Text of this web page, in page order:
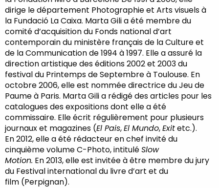
dirige le département Photographie et Arts visuels à
la Fundació La Caixa. Marta Gili a été membre du
comité d’acquisition du Fonds national d’art
contemporain du ministère français de la Culture et
de la Communication de 1994 à 1997. Elle a assuré la
direction artistique des éditions 2002 et 2003 du
festival du Printemps de Septembre à Toulouse. En
octobre 2006, elle est nommée directrice du Jeu de
Paume à Paris. Marta Gili a rédigé des articles pour les
catalogues des expositions dont elle a été
commissaire. Elle écrit régulièrement pour plusieurs
journaux et magazines (El Pais,El Mundo,Exitetc.).
En 2012, elle a été rédacteur en chef invité du
cinquième volume C-Photo, intituléSlow
Motion. En 2013, elle est invitée à être membre du jury
du Festival international du livre d’art et du
film (Perpignan).